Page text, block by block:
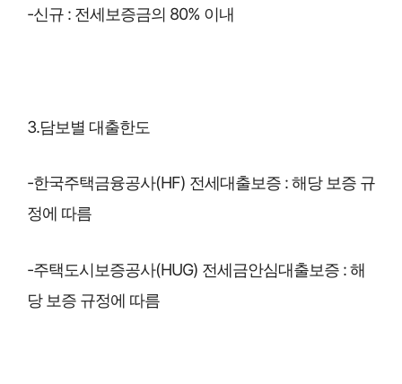
-신규 : 전세보증금의 80% 이내
3.담보별 대출한도
-한국주택금융공사(HF) 전세대출보증 : 해당 보증 규
정에 따름
-주택도시보증공사(HUG) 전세금안심대출보증 : 해
당 보증 규정에 따름